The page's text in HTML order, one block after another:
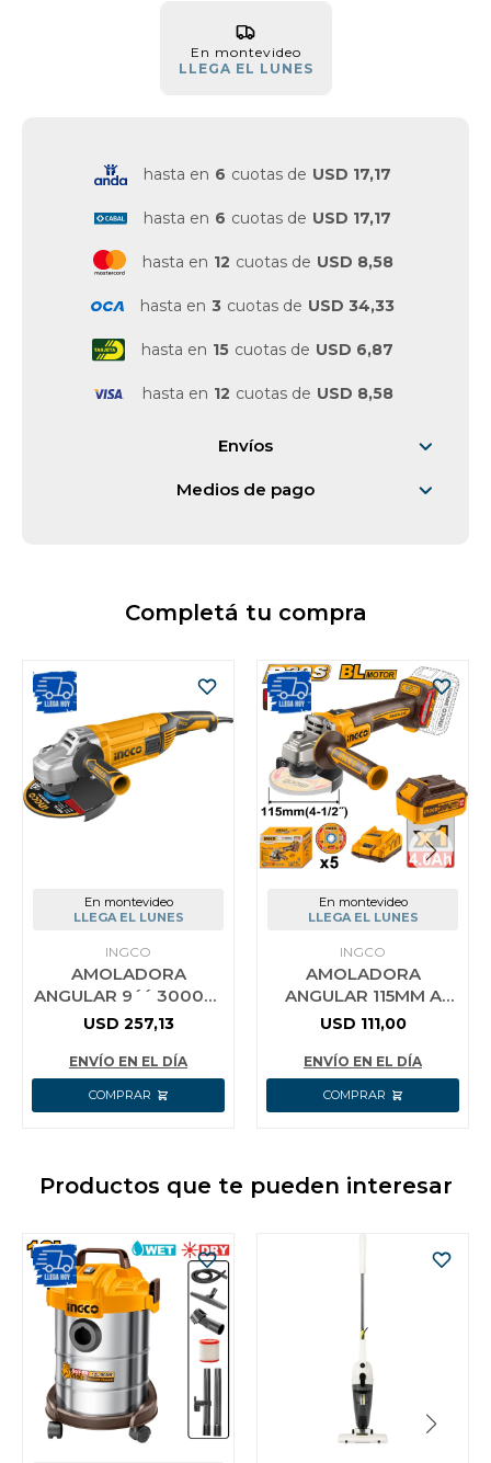
En montevideo
LLEGA EL LUNES
hasta en 6 cuotas de USD 17,17
hasta en 6 cuotas de USD 17,17
hasta en 12 cuotas de USD 8,58
hasta en 3 cuotas de USD 34,33
hasta en 15 cuotas de USD 6,87
hasta en 12 cuotas de USD 8,58
Envíos
Medios de pago
Completá tu compra
En montevideo
LLEGA EL LUNES
INGCO
AMOLADORA
ANGULAR 9´´ 3000W
230MM INGCO
USD 257,13
ENVÍO EN EL DÍA
En montevideo
LLEGA EL LUNES
INGCO
AMOLADORA
ANGULAR 115MM A
BATERIA P20S 20V
DISCOS + BAT 4.0AH +
CA
USD 111,00
ENVÍO EN EL DÍA
Productos que te pueden interesar